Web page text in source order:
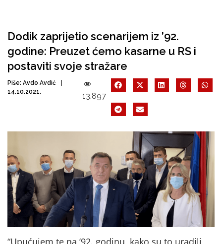
Dodik zaprijetio scenarijem iz ’92.
godine: Preuzet ćemo kasarne u RS i
postaviti svoje stražare
Piše: Avdo Avdić
14.10.2021.
13.897